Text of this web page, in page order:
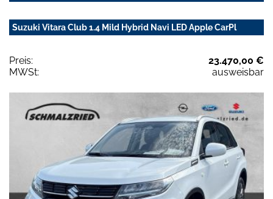
Suzuki Vitara Club 1.4 Mild Hybrid Navi LED Apple CarPl
Preis:
23.470,00 €
MWSt:
ausweisbar